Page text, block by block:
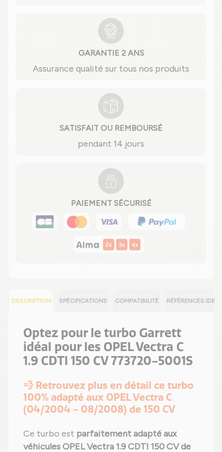
GARANTIE 2 ANS
Assurance qualité sur tous nos produits
SATISFAIT OU REMBOURSÉ
pendant 14 jours
PAIEMENT SÉCURISÉ
DESCRIPTION SPÉCIFICATIONS COMPATIBILITÉ RÉFÉRENCES
Optez pour le turbo Garrett
idéal pour les OPEL Vectra C
1.9 CDTI 150 CV 773720-5001S
💨 Retrouvez plus en détail ce turbo
100% adapté aux OPEL Vectra C
(04/2004 - 08/2008) de 150 CV
Ce turbo est parfaitement adapté aux
véhicules OPEL Vectra 1.9 CDTI 150 CV de